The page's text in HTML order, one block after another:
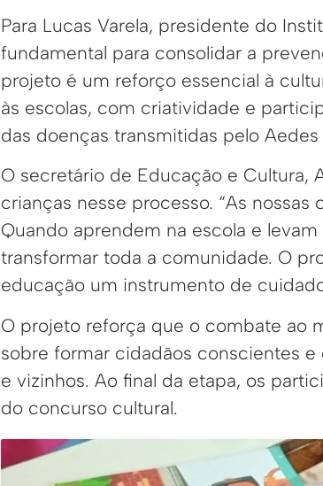
Para Lucas Varela, presidente do
fundamental para consolidar a
projeto é um reforço essencial à
às escolas, com criatividade e
das doenças transmitidas pelo Aedes
O secretário de Educação e Cultura,
crianças nesse processo. “As
Quando aprendem na escola e
transformar toda a comunidade. O
educação um instrumento de
O projeto reforça que o combate ao
sobre formar cidadãos conscientes
e vizinhos. Ao final da etapa, os
do concurso cultural.